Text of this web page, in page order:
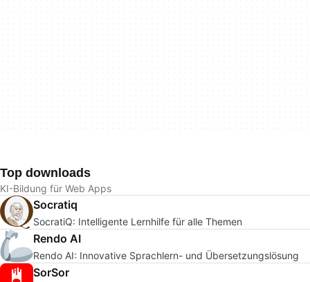
Top downloads
KI-Bildung für Web Apps
Socratiq
SocratiQ: Intelligente Lernhilfe für alle Themen
Rendo AI
Rendo AI: Innovative Sprachlern- und Übersetzungslösung
SorSor